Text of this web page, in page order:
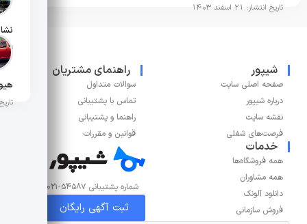
تاریخ
تاریخ
تاریخ انتشار: 21 اسفند 1403
شیپور
صفحه اصلی سایت
درباره شیپور
نقشه سایت
فرصت‌های شغلی
راهنمای مشتریان
سوالات متداول
تماس با پشتیبانی
راهنما و پشتیبانی
قوانین و مقررات
خدمات
همه فروشگاه‌ها
همه مشاوران
دانلود آلونک
فروش سازمانی
شماره پشتیبانی ۵۴۵۸۷-۰۲۱
ثبت آگهی رایگان